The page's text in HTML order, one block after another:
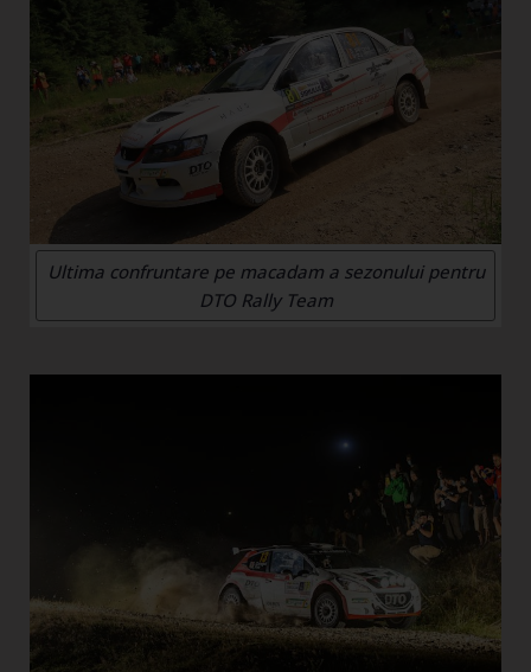
Ultima confruntare pe macadam a sezonului pentru
DTO Rally Team